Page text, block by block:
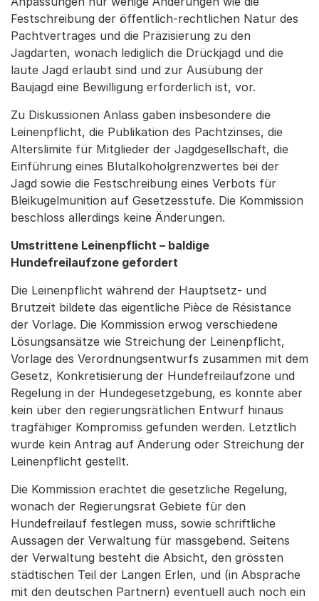
Festschreibung der öffentlich-rechtlichen Natur des
Pachtvertrages und die Präzisierung zu den
Jagdarten, wonach lediglich die Drückjagd und die
laute Jagd erlaubt sind und zur Ausübung der
Baujagd eine Bewilligung erforderlich ist, vor.
Zu Diskussionen Anlass gaben insbesondere die
Leinenpflicht, die Publikation des Pachtzinses, die
Alterslimite für Mitglieder der Jagdgesellschaft, die
Einführung eines Blutalkoholgrenzwertes bei der
Jagd sowie die Festschreibung eines Verbots für
Bleikugelmunition auf Gesetzesstufe. Die Kommission
beschloss allerdings keine Änderungen.
Umstrittene Leinenpflicht – baldige
Hundefreilaufzone gefordert
Die Leinenpflicht während der Hauptsetz- und
Brutzeit bildete das eigentliche Pièce de Résistance
der Vorlage. Die Kommission erwog verschiedene
Lösungsansätze wie Streichung der Leinenpflicht,
Vorlage des Verordnungsentwurfs zusammen mit dem
Gesetz, Konkretisierung der Hundefreilaufzone und
Regelung in der Hundegesetzgebung, es konnte aber
kein über den regierungsrätlichen Entwurf hinaus
tragfähiger Kompromiss gefunden werden. Letztlich
wurde kein Antrag auf Änderung oder Streichung der
Leinenpflicht gestellt.
Die Kommission erachtet die gesetzliche Regelung,
wonach der Regierungsrat Gebiete für den
Hundefreilauf festlegen muss, sowie schriftliche
Aussagen der Verwaltung für massgebend. Seitens
der Verwaltung besteht die Absicht, den grössten
städtischen Teil der Langen Erlen, und (in Absprache
mit den deutschen Partnern) eventuell auch noch ein